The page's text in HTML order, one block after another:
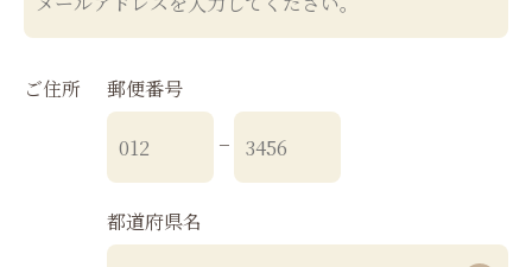
ご住所 郵便番号
−
都道府県名